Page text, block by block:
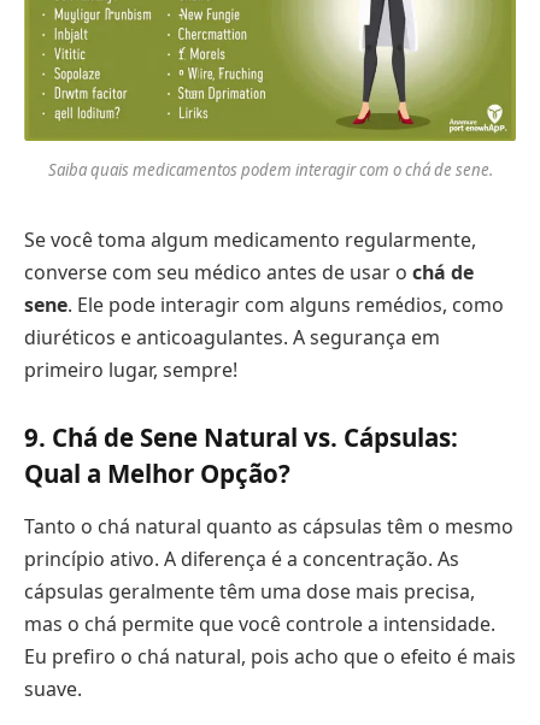
Saiba quais medicamentos podem interagir com o chá de sene.
Se você toma algum medicamento regularmente,
converse com seu médico antes de usar o chá de
sene. Ele pode interagir com alguns remédios, como
diuréticos e anticoagulantes. A segurança em
primeiro lugar, sempre!
9. Chá de Sene Natural vs. Cápsulas:
Qual a Melhor Opção?
Tanto o chá natural quanto as cápsulas têm o mesmo
princípio ativo. A diferença é a concentração. As
cápsulas geralmente têm uma dose mais precisa,
mas o chá permite que você controle a intensidade.
Eu prefiro o chá natural, pois acho que o efeito é mais
suave.